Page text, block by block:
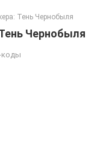
Тень Чернобыля
Чернобыля
коды